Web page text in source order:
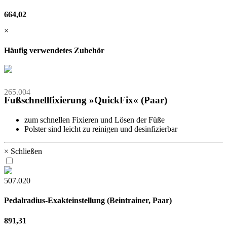
664,02
×
Häufig verwendetes Zubehör
265.004
Fußschnellfixierung »QuickFix« (Paar)
zum schnellen Fixieren und Lösen der Füße
Polster sind leicht zu reinigen und desinfizierbar
× Schließen
507.020
Pedalradius-Exakteinstellung (Beintrainer, Paar)
891,31